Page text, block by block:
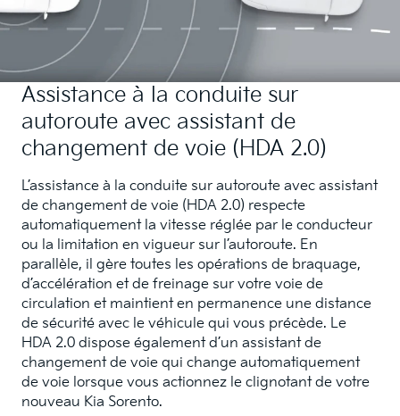
Assistance à la conduite sur
autoroute avec assistant de
changement de voie (HDA 2.0)
L’assistance à la conduite sur autoroute avec assistant
de changement de voie (HDA 2.0) respecte
automatiquement la vitesse réglée par le conducteur
ou la limitation en vigueur sur l’autoroute. En
parallèle, il gère toutes les opérations de braquage,
d’accélération et de freinage sur votre voie de
circulation et maintient en permanence une distance
de sécurité avec le véhicule qui vous précède. Le
HDA 2.0 dispose également d’un assistant de
changement de voie qui change automatiquement
de voie lorsque vous actionnez le clignotant de votre
nouveau Kia Sorento.